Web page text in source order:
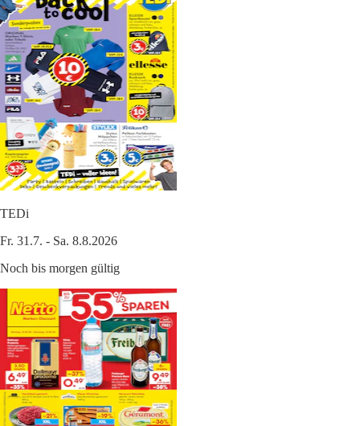
TEDi
Fr. 31.7. - Sa. 8.8.2026
Noch bis morgen gültig